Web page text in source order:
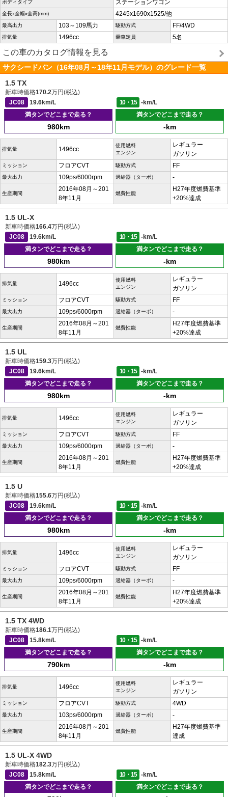
ボディタイプ ステーションワゴン
全長x全幅x全高(mm) 4245x1690x1525/他
最高出力 103～109馬力 駆動方式 FF/4WD
排気量 1496cc 乗車定員 5名
この車のカタログ情報を見る
サクシードバン（16年08月～18年11月モデル）のグレード一覧
1.5 TX
新車時価格170.2万円(税込)
JC08
19.6km/L 10・15
-km/L
満タンでどこまで走る？
980km
満タンでどこまで走る？
-km
排気量 1496cc
使用燃料
エンジン
レギュラー
ガソリン
ミッション フロアCVT 駆動方式 FF
最大出力 109ps/6000rpm 過給器（ターボ） -
生産期間
2016年08月～201
8年11月
燃費性能
H27年度燃費基準
+20%達成
1.5 UL-X
新車時価格166.4万円(税込)
JC08
19.6km/L 10・15
-km/L
満タンでどこまで走る？
980km
満タンでどこまで走る？
-km
排気量 1496cc
使用燃料
エンジン
レギュラー
ガソリン
ミッション フロアCVT 駆動方式 FF
最大出力 109ps/6000rpm 過給器（ターボ） -
生産期間
2016年08月～201
8年11月
燃費性能
H27年度燃費基準
+20%達成
1.5 UL
新車時価格159.3万円(税込)
JC08
19.6km/L 10・15
-km/L
満タンでどこまで走る？
980km
満タンでどこまで走る？
-km
排気量 1496cc
使用燃料
エンジン
レギュラー
ガソリン
ミッション フロアCVT 駆動方式 FF
最大出力 109ps/6000rpm 過給器（ターボ） -
生産期間
2016年08月～201
8年11月
燃費性能
H27年度燃費基準
+20%達成
1.5 U
新車時価格155.6万円(税込)
JC08
19.6km/L 10・15
-km/L
満タンでどこまで走る？
980km
満タンでどこまで走る？
-km
排気量 1496cc
使用燃料
エンジン
レギュラー
ガソリン
ミッション フロアCVT 駆動方式 FF
最大出力 109ps/6000rpm 過給器（ターボ） -
生産期間
2016年08月～201
8年11月
燃費性能
H27年度燃費基準
+20%達成
1.5 TX 4WD
新車時価格186.1万円(税込)
JC08
15.8km/L 10・15
-km/L
満タンでどこまで走る？
790km
満タンでどこまで走る？
-km
排気量 1496cc
使用燃料
エンジン
レギュラー
ガソリン
ミッション フロアCVT 駆動方式 4WD
最大出力 103ps/6000rpm 過給器（ターボ） -
生産期間
2016年08月～201
8年11月
燃費性能
H27年度燃費基準
達成
1.5 UL-X 4WD
新車時価格182.3万円(税込)
JC08
15.8km/L 10・15
-km/L
満タンでどこまで走る？
満タンでどこまで走る？